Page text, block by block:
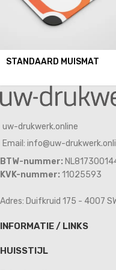
STANDAARD MUISMAT
uw-drukwerk.online
Email: info@uw-
BTW-nummer:
KVK-nummer: 11025593
Adres: Duifkruid 175 - 4007
INFORMATIE / LINKS
HUISSTIJL